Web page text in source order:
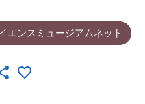
エンスミュージアムネット